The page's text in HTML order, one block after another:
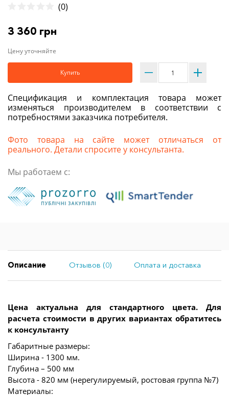
(0)
3 360 грн
Цену уточняйте
Купить
Спецификация и комплектация товара может
изменяться производителем в соответствии с
потребностями заказчика потребителя.
Фото товара на сайте может отличаться от
реального. Детали спросите у консультанта.
Мы работаем с:
Описание Отзывов (0) Оплата и доставка
Цена актуальна для стандартного цвета. Для
расчета стоимости в других вариантах обратитесь
к консультанту
Габаритные размеры:
Ширина - 1300 мм.
Глубина – 500 мм
Высота - 820 мм (нерегулируемый, ростовая группа №7)
Материалы: